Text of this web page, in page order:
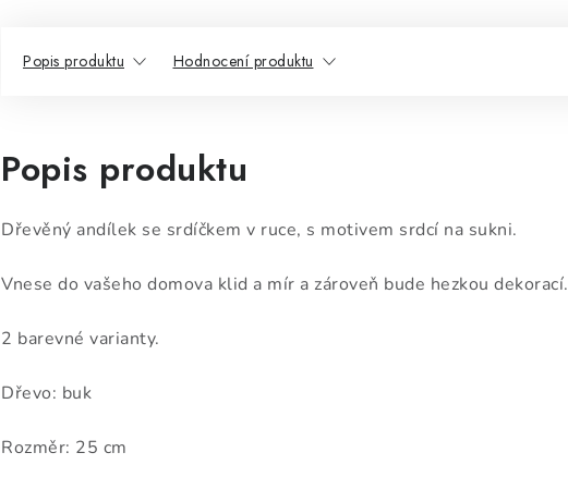
Popis produktu Hodnocení produktu
Popis produktu
Dřevěný andílek se srdíčkem v ruce, s motivem srdcí na sukni.
Vnese do vašeho domova klid a mír a zároveň bude hezkou dekorací.
2 barevné varianty.
Dřevo: buk
Rozměr: 25 cm